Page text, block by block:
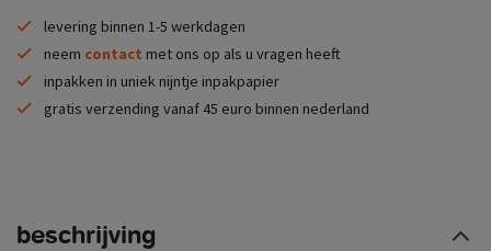
levering binnen 1-5 werkdagen
neem contact met ons op als u vragen heeft
inpakken in uniek nijntje inpakpapier
gratis verzending vanaf 45 euro binnen nederland
beschrijving